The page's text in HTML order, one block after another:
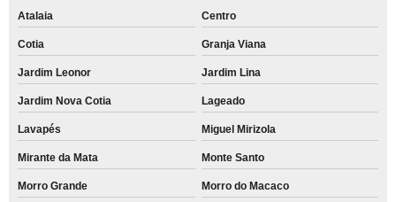
Atalaia Centro
Cotia Granja Viana
Jardim Leonor Jardim Lina
Jardim Nova Cotia Lageado
Lavapés Miguel Mirizola
Mirante da Mata Monte Santo
Morro Grande Morro do Macaco